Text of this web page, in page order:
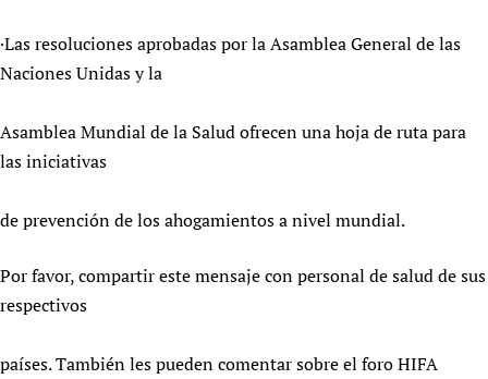
·Las resoluciones aprobadas por la Asamblea General de las
Naciones Unidas y la
Asamblea Mundial de la Salud ofrecen una hoja de ruta para
las iniciativas
de prevención de los ahogamientos a nivel mundial.
Por favor, compartir este mensaje con personal de salud de sus
respectivos
países. También les pueden comentar sobre el foro HIFA